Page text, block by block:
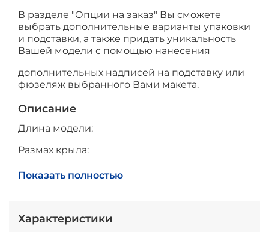
В разделе "Опции на заказ" Вы сможете
выбрать дополнительные варианты упаковки
и подставки, а также придать уникальность
Вашей модели с помощью нанесения
дополнительных надписей на подставку или
фюзеляж выбранного Вами макета.
Описание
Длина модели:
Размах крыла:
Высота модели на подставке:
Показать полностью
Характеристики